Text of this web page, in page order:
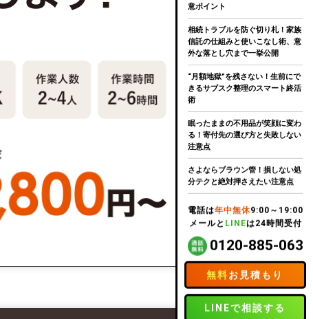
意ポイント
相続トラブルを防ぐ切り札！家族
信託の仕組みと使いこなし術、意
外な落とし穴まで一挙公開
“月額地獄”を残さない！生前にで
きるサブスク整理のスマート終活
術
眠ったままの不用品が笑顔に変わ
る！寄付先の選び方と失敗しない
注意点
さよならブラウン管！損しない処
分テクと絶対押さえたい注意点
電話は年中無休9:00～19:00
メールと LINEは24時間受付
0120-885-063
無料お見積もり
LINEで相談する